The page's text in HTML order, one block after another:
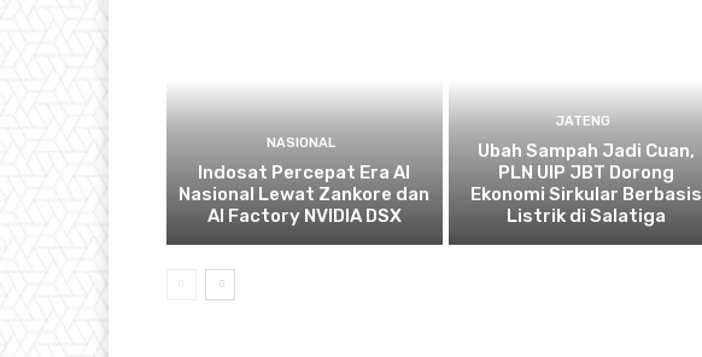
NASIONAL
Indosat Percepat Era AI
Nasional Lewat Zankore dan
AI Factory NVIDIA DSX
JATENG
Ubah Sampah Jadi Cuan,
PLN UIP JBT Dorong
Ekonomi Sirkular Berbasis
Listrik di Salatiga